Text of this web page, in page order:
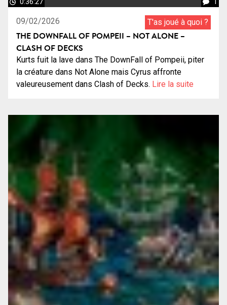
0:36:27 1
09/02/2026 T'as joué à quoi ?
THE DOWNFALL OF POMPEII – NOT ALONE –
CLASH OF DECKS
Kurts fuit la lave dans The DownFall of Pompeii, piter
la créature dans Not Alone mais Cyrus affronte
valeureusement dans Clash of Decks. Lire la suite